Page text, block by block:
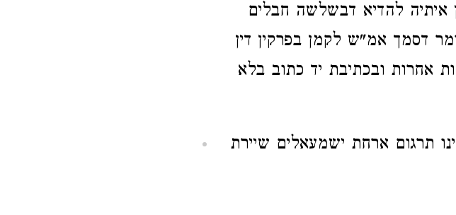
איתיה להדיא דבשלשה חבלים
דסמך אמ"ש לקמן בפרקין דין
אחרות ובכתיבת יד כתוב בלא
תרגום ארחת ישמעאלים שיירת